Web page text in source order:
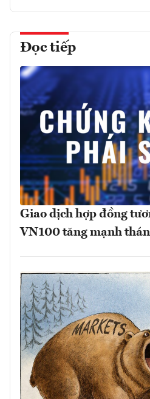
Đọc tiếp
Giao dịch hợp đồng
VN100 tăng mạnh